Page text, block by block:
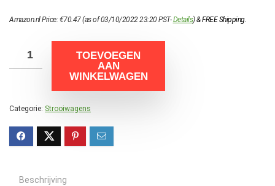
Amazon.nl Price:€70.47(as of 03/10/2022 23:20 PST-Details)&FREE Shipping.
TOEVOEGEN
AAN
WINKELWAGEN
Categorie: Strooiwagens
Beschrijving